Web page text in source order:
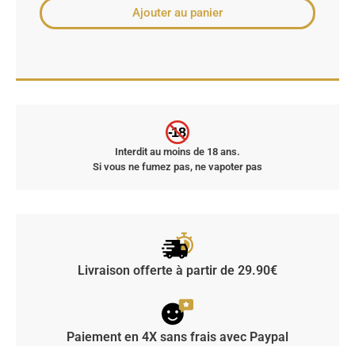
Ajouter au panier
-18
Interdit au moins de 18 ans.
Si vous ne fumez pas, ne vapoter pas
Livraison offerte à partir de 29.90€
Paiement en 4X sans frais avec Paypal